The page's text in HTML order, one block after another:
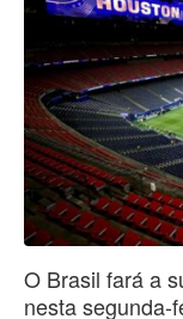
O Brasil fará a
nesta segunda-